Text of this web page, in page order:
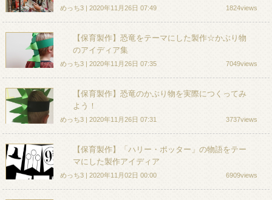
めっち3 | 2020年11月26日 07:49 1824views
【保育製作】恐竜をテーマにした製作☆かぶり物
のアイディア集
めっち3 | 2020年11月26日 07:35 7049views
【保育製作】恐竜のかぶり物を実際につくってみ
よう！
めっち3 | 2020年11月26日 07:31 3737views
【保育製作】「ハリー・ポッター」の物語をテー
マにした製作アイディア
めっち3 | 2020年11月02日 00:00 6909views